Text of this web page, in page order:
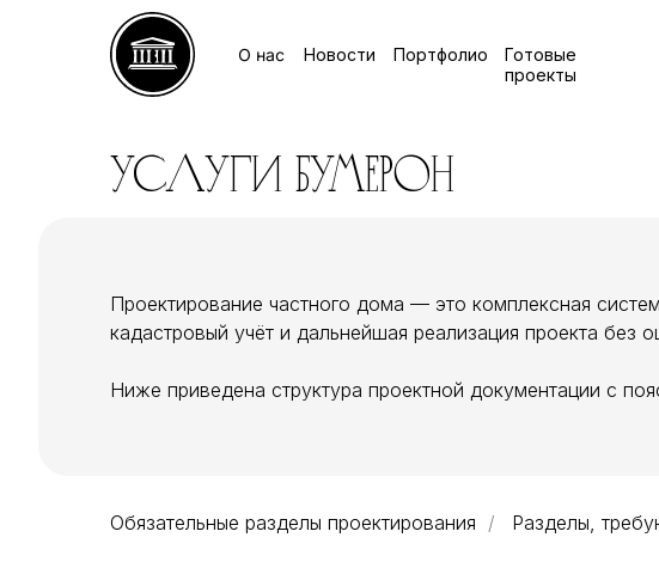
О нас Новости Портфолио
Готовые
проекты
услуги бумерон
Проектирование частного дома — это комплексная
кадастровый учёт и дальнейшая реализация проекта без
Ниже приведена структура проектной документации с
Обязательные разделы проектирования / Разделы,